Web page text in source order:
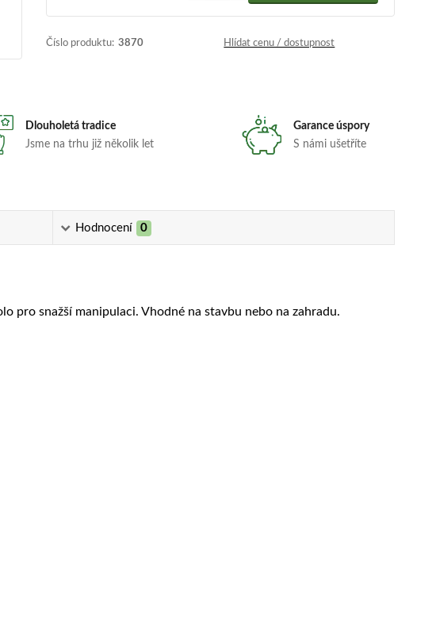
Číslo produktu: 3870 Hlídat cenu / dostupnost
Dlouholetá tradice
Jsme na trhu již několik let
Garance úspory
S námi ušetříte
Hodnocení 0
pro snažší manipulaci. Vhodné na stavbu nebo na zahradu.